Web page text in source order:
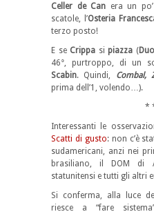
Celler de Can era un po’
scatole, l’Osteria
terzo posto!
E se Crippa sipiazza (
46°, purtroppo, di un
Scabin. Quindi, Combal,
prima dell’1, volendo…).
*
Interessanti le
Scatti di gusto: non c’è
sudamericani, anzi nei
brasiliano, il DOM di
statunitensi e tutti gli altri
Si conferma, alla luce
riesce a “fare